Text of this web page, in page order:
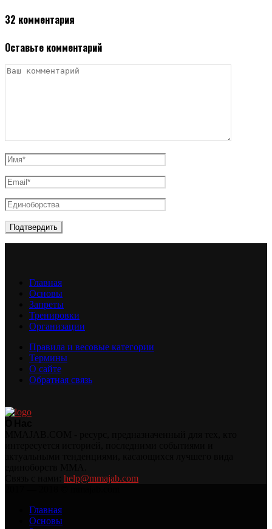
32 комментария
Оставьте комментарий
Главная
Основы
Запреты
Тренировки
Организации
Правила и весовые категории
Термины
О сайте
Обратная связь
help@mmajab.com
Главная
Основы